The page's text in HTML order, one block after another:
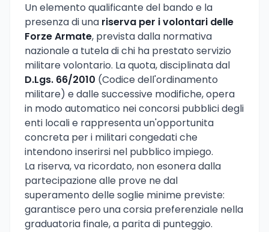
Un elemento qualificante del bando e la
presenza di una riserva per i volontari delle
Forze Armate, prevista dalla normativa
nazionale a tutela di chi ha prestato servizio
militare volontario. La quota, disciplinata dal
D.Lgs. 66/2010 (Codice dell'ordinamento
militare) e dalle successive modifiche, opera
in modo automatico nei concorsi pubblici degli
enti locali e rappresenta un'opportunita
concreta per i militari congedati che
intendono inserirsi nel pubblico impiego.
La riserva, va ricordato, non esonera dalla
partecipazione alle prove ne dal
superamento delle soglie minime previste:
garantisce pero una corsia preferenziale nella
graduatoria finale, a parita di punteggio.